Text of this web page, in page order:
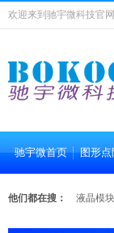
欢迎来到驰宇微科技官网
驰宇微首页 图形点
他们都在搜： 液晶模块